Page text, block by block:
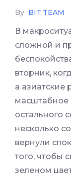
By BIT.TEAM
В
сложной и
вторник,
а азиатские
масштабное
остального
несколько
вернули
того, чтобы
зеленом